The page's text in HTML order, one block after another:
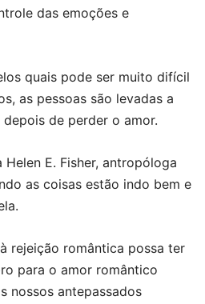
das emoções e
quais pode ser muito difícil
as pessoas são levadas a
de perder o amor.
E. Fisher, antropóloga
as coisas estão indo bem e
rejeição romântica possa ter
para o amor romântico
nossos antepassados